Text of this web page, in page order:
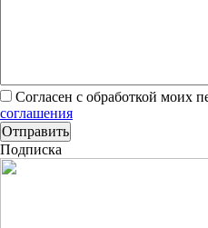
Согласен с обработкой моих
соглашения
Подписка